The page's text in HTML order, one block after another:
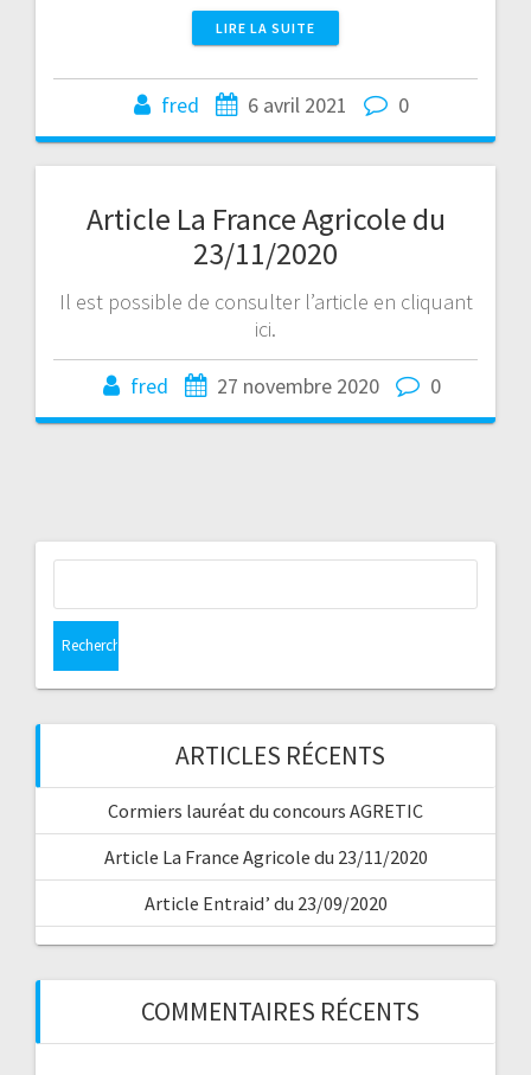
LIRE LA SUITE
fred 6 avril 2021 0
Article La France Agricole du
23/11/2020
Il est possible de consulter l’article en cliquant
ici.
fred 27 novembre 2020 0
ARTICLES RÉCENTS
Cormiers lauréat du concours AGRETIC
Article La France Agricole du 23/11/2020
Article Entraid’ du 23/09/2020
COMMENTAIRES RÉCENTS